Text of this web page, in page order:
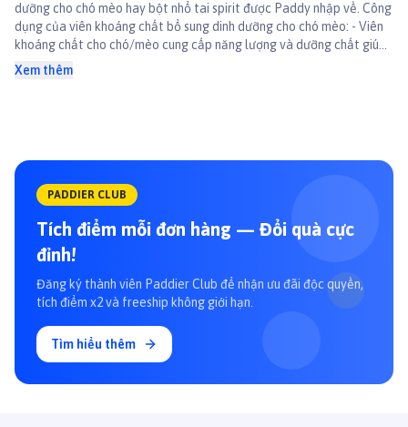
dưỡng cho chó mèo hay bột nhổ tai spirit được Paddy nhập về. Công
dụng của viên khoáng chất bổ sung dinh dưỡng cho chó mèo: - Viên
khoáng chất cho chó/mèo cung cấp năng lượng và dưỡng chất giúp
cho mèo hết biểu hiện mệt mỏi - Viên khoáng chất cho chó/mèo giúp
Xem thêm
PADDIER CLUB
Tích điểm mỗi đơn hàng — Đổi quà cực
đỉnh!
Đăng ký thành viên Paddier Club để nhận ưu đãi độc quyền,
tích điểm x2 và freeship không giới hạn.
Tìm hiểu thêm